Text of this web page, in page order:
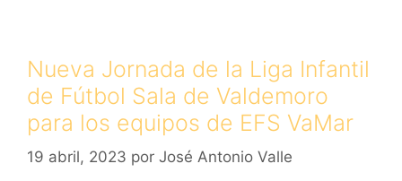
Nueva Jornada de la Liga Infantil
de Fútbol Sala de Valdemoro
para los equipos de EFS VaMar
19 abril, 2023 por José Antonio Valle